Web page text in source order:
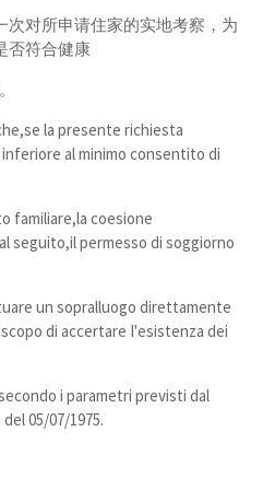
次对所申请住家的实地考察，为
否符合健康
la presente richiesta
al minimo consentito di
familiare,la coesione
seguito,il permesso di soggiorno
un sopralluogo direttamente
di accertare I'esistenza dei
i parametri previsti dal
05/07/1975.